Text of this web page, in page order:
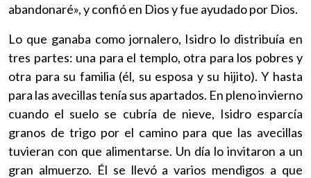
abandonaré», y confió en Dios y fue ayudado por Dios.
Lo que ganaba como jornalero, Isidro lo distribuía en
tres partes: una para el templo, otra para los pobres y
otra para su familia (él, su esposa y su hijito). Y hasta
para las avecillas tenía sus apartados. En pleno invierno
cuando el suelo se cubría de nieve, Isidro esparcía
granos de trigo por el camino para que las avecillas
tuvieran con que alimentarse. Un día lo invitaron a un
gran almuerzo. Él se llevó a varios mendigos a que